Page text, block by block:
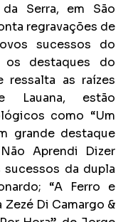
Serra, em São
regravações de
sucessos do
os destaques do
ressalta as raízes
Lauana, estão
como “Um
grande destaque
Aprendi Dizer
sucessos da dupla
“A Ferro e
Zezé Di Camargo &